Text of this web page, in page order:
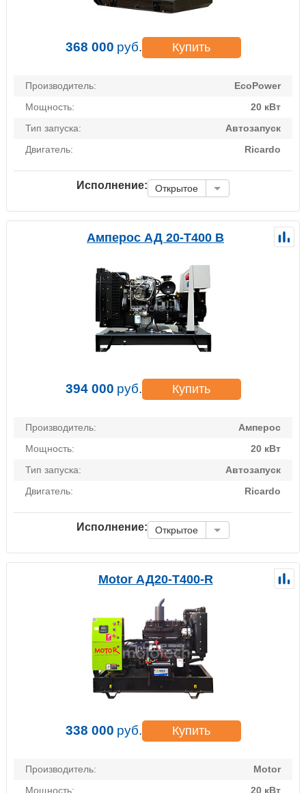
368 000 руб. Купить
Производитель:
EcoPower
Мощность:
20 кВт
Тип запуска:
Автозапуск
Двигатель:
Ricardo
Исполнение: Открытое
Амперос АД 20-Т400 B
394 000 руб. Купить
Производитель:
Амперос
Мощность:
20 кВт
Тип запуска:
Автозапуск
Двигатель:
Ricardo
Исполнение: Открытое
Motor АД20-Т400-R
338 000 руб. Купить
Производитель:
Motor
Мощность:
20 кВт